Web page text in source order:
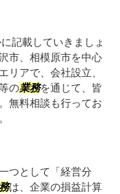
記載していきましょ
市、相模原市を中心
リアで、会社設立、
の業務を通じて、皆
無料相談も行ってお
つとして「経営分
は、企業の損益計算